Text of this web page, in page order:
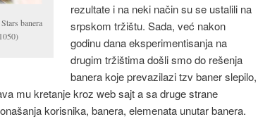
banera
rezultate i na neki način su se ustalili na
srpskom tržištu. Sada, već nakon
godinu dana eksperimentisanja na
drugim tržištima došli smo do rešenja
banera koje prevazilazi tzv baner slepilo,
mu kretanje kroz web sajt a sa druge strane
korisnika, banera, elemenata unutar banera.